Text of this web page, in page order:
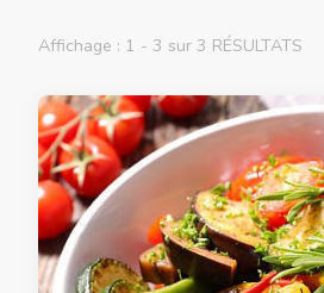
Affichage : 1 - 3 sur 3 RÉSULTATS